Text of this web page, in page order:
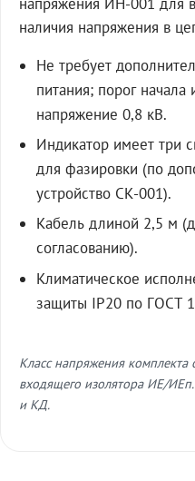
наличия напряжения в
Не требует
питания; порог
напряжение 0,8 кВ.
Индикатор имеет три
для фазировки (по
устройство СК-001).
Кабель длиной 2,5 м
согласованию).
Климатическое
защиты IP20 по ГОСТ
Класс напряжения комплекта
входящего изолятора ИЕ/
и КД.